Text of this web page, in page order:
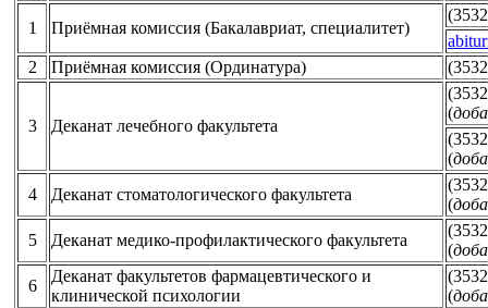
1 Приёмная комиссия (Бакалавриат, специалитет)
2
Приёмная комиссия (Ординатура)
3 Деканат лечебного факультета
(
(
4
Деканат стоматологического факультета
(
5
Деканат медико-профилактического факультета
(
6
Деканат факультетов фармацевтического и
клинической психологии
(